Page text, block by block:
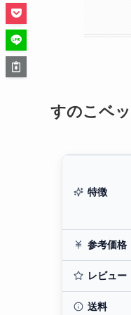
すのこベ
特徴
参考価格
レビュー
送料